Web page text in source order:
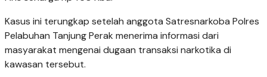
Kasus ini terungkap setelah anggota Satresnarkoba Polres
Pelabuhan Tanjung Perak menerima informasi dari
masyarakat mengenai dugaan transaksi narkotika di
kawasan tersebut.